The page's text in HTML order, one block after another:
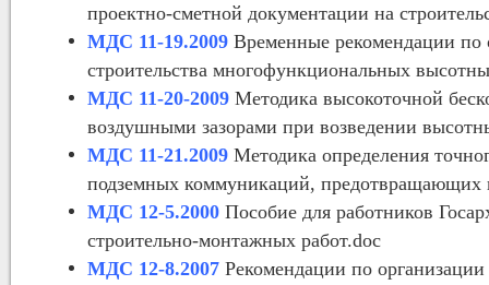
проектно-сметной документации на
МДС 11-19.2009 Временные рекомендации по
строительства многофункциональных
МДС 11-20-2009 Методика высокоточной
воздушными зазорами при возведении
МДС 11-21.2009 Методика определения
подземных коммуникаций, предотвращающих
МДС 12-5.2000 Пособие для работников
строительно-монтажных работ.doc
МДС 12-8.2007 Рекомендации по